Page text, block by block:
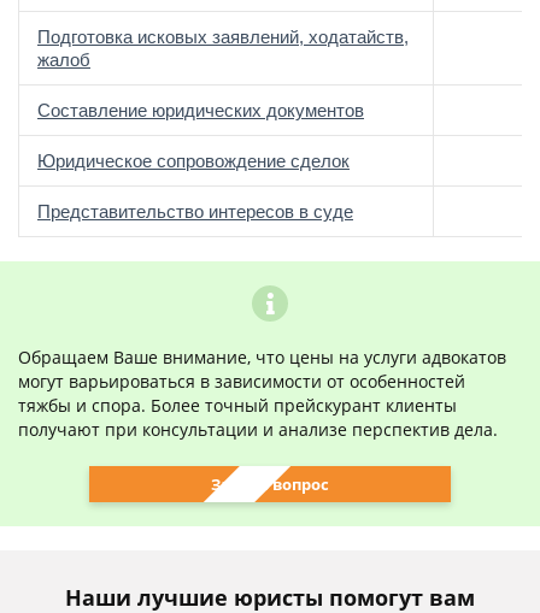
Подготовка исковых заявлений, ходатайств,
жалоб
Составление юридических документов
Юридическое сопровождение сделок
Представительство интересов в суде
Обращаем Ваше внимание, что цены на услуги адвокатов
могут варьироваться в зависимости от особенностей
тяжбы и спора. Более точный прейскурант клиенты
получают при консультации и анализе перспектив дела.
Задать вопрос
Наши лучшие юристы помогут вам